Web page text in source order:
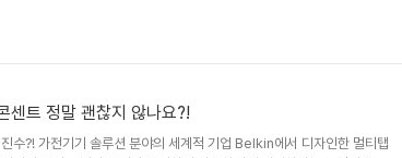
센트 정말 괜찮지 않나요?!
수?! 가전기기 솔루션 분야의 세계적 기업 Belkin에서 디자인한 멀티탭